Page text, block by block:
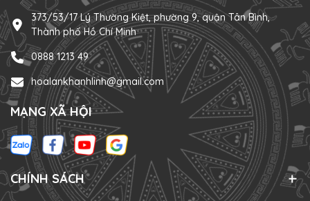
373/53/17 Lý Thường Kiệt, phường 9, quận Tân Bình,
Thành phố Hồ Chí Minh
0888 1213 49
hoalankhanhlinh@gmail.com
MẠNG XÃ HỘI
CHÍNH SÁCH